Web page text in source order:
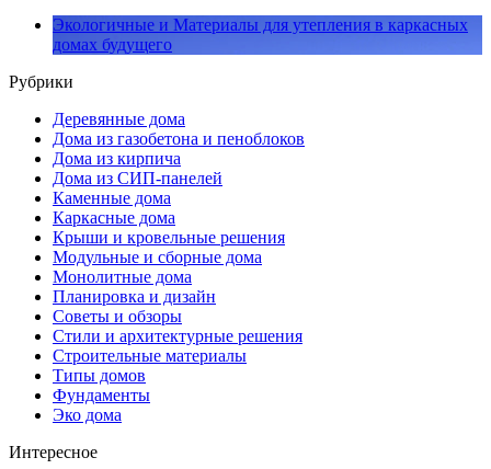
Экологичные и Материалы для утепления в каркасных
домах будущего
Рубрики
Деревянные дома
Дома из газобетона и пеноблоков
Дома из кирпича
Дома из СИП-панелей
Каменные дома
Каркасные дома
Крыши и кровельные решения
Модульные и сборные дома
Монолитные дома
Планировка и дизайн
Советы и обзоры
Стили и архитектурные решения
Строительные материалы
Типы домов
Фундаменты
Эко дома
Интересное